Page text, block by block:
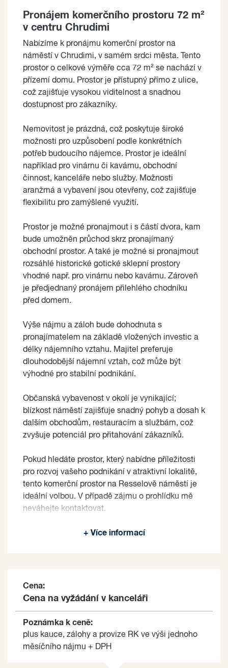
Pronájem komerčního prostoru 72 m²
v centru Chrudimi
Nabízíme k pronájmu komerční prostor na
náměstí v Chrudimi, v samém srdci města. Tento
prostor o celkové výměře cca 72 m² se nachází v
přízemí domu. Prostor je přístupný přímo z ulice,
což zajišťuje vysokou viditelnost a snadnou
dostupnost pro zákazníky.
Nemovitost je prázdná, což poskytuje široké
možnosti pro uzpůsobení podle konkrétních
potřeb budoucího nájemce. Prostor je ideální
například pro vinárnu či kavárnu, obchodní
činnost, kanceláře nebo služby. Možnosti
aranžmá a vybavení jsou otevřeny, což zajišťuje
flexibilitu pro zamýšlené využití.
Prostor je možné pronajmout i s částí dvora, kam
bude umožněn průchod skrz pronajímaný
obchodní prostor. A také je možné si pronajmout
rozsáhlé historické gotické sklepní prostory
vhodné např. pro vinárnu nebo kavárnu. Zároveň
je předjednaný pronájem přilehlého chodníku
před domem.
Výše nájmu a záloh bude dohodnuta s
pronajímatelem na základě vložených investic a
délky nájemního vztahu. Majitel preferuje
dlouhodobější nájemní vztah, což může být
výhodné pro stabilní podnikání.
Občanská vybavenost v okolí je vynikající;
blízkost náměstí zajišťuje snadný pohyb a dosah k
dalším obchodům, restauracím a službám, což
zvyšuje potenciál pro přitahování zákazníků.
Pokud hledáte prostor, který nabídne příležitosti
pro rozvoj vašeho podnikání v atraktivní lokalitě,
tento komerční prostor na Resselově náměstí je
ideální volbou. V případě zájmu o prohlídku mě
neváhejte kontaktovat.
na základě jím zvolených kritérií.
+ Více informací
Cena:
Cena na vyžádání v kanceláři
Poznámka k ceně:
plus kauce, zálohy a provize RK ve výši jednoho
měsíčního nájmu + DPH